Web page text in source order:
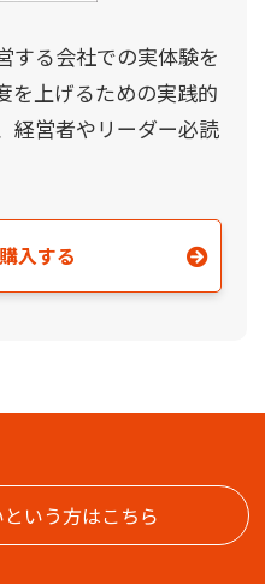
する会社での実体験を
を上げるための実践的
経営者やリーダー必読
入する
いう方はこちら